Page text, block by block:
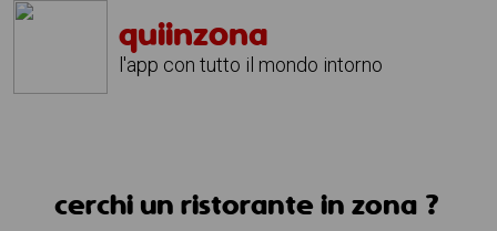
quiinzona
l'app con tutto il mondo intorno
cerchi un ristorante in zona ?